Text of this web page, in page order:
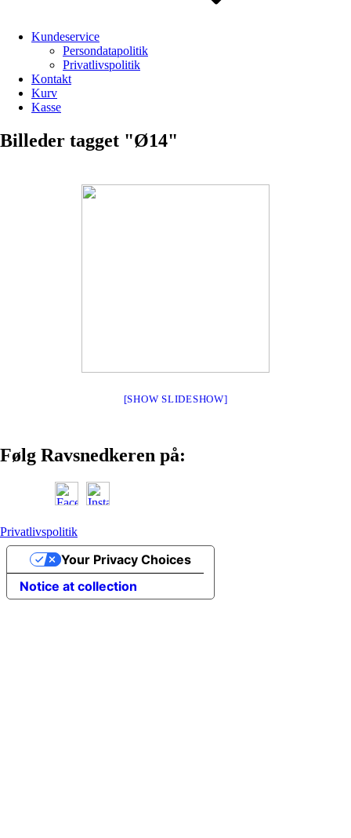
Kundeservice
Persondatapolitik
Privatlivspolitik
Kontakt
Kurv
Kasse
Billeder tagget "Ø14"
[SHOW SLIDESHOW]
Følg Ravsnedkeren på:
Privatlivspolitik
Notice at collection
Your Privacy Choices